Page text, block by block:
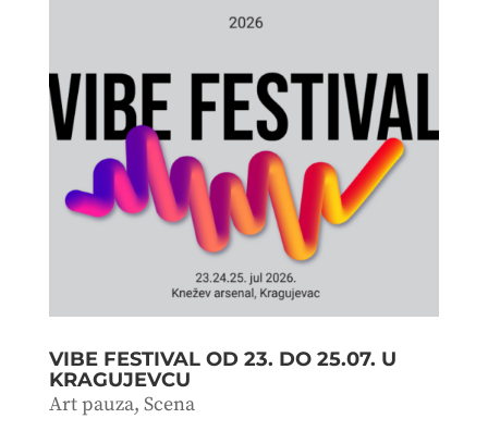
VIBE FESTIVAL OD 23. DO 25.07. U
KRAGUJEVCU
Art pauza, Scena